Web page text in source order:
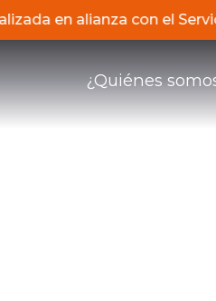
en alianza con el
¿Quiénes